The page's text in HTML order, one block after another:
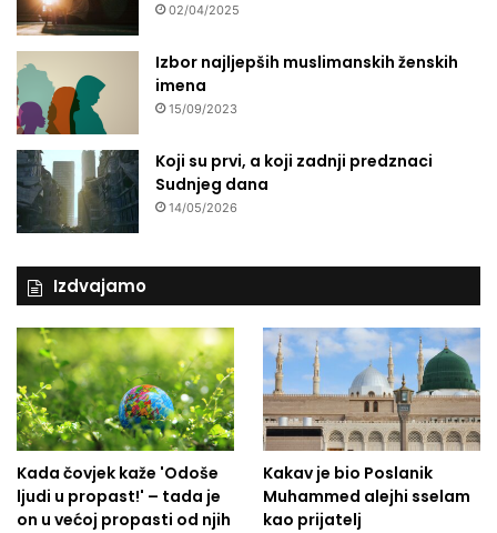
02/04/2025
Izbor najljepših muslimanskih ženskih
imena
15/09/2023
Koji su prvi, a koji zadnji predznaci
Sudnjeg dana
14/05/2026
Izdvajamo
Kada čovjek kaže 'Odoše
ljudi u propast!' – tada je
on u većoj propasti od njih
Kakav je bio Poslanik
Muhammed alejhi sselam
kao prijatelj